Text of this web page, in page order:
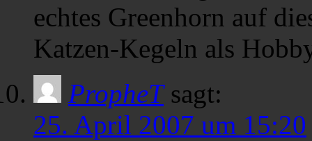
echtes Greenhorn auf
Katzen-Kegeln als
PropheT sagt:
25. April 2007 um 15:20